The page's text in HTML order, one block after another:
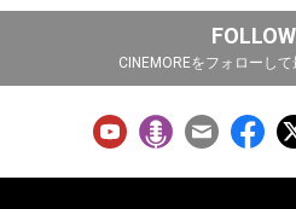
CINEMOREをフォローし